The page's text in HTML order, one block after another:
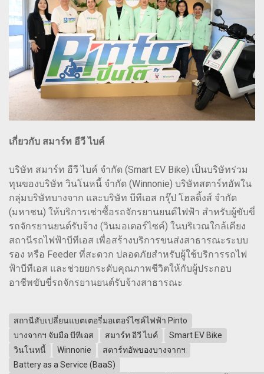
เกี่ยวกับ สมาร์ท อีวี ไบค์
บริษัท สมาร์ท อีวี ไบค์ จำกัด (Smart EV Bike) เป็นบริษัทร่วม
ทุนของบริษัท วินโนหนี้ จำกัด (Winnonie) บริษัทสตาร์ทอัพใน
กลุ่มบริษัทบางจาก และบริษัท บีทีเอส กรุ๊ป โฮลดิ้งส์ จำกัด
(มหาชน) ให้บริการเช่าซื้อรถจักรยานยนต์ไฟฟ้า สำหรับผู้ขับขี่
รถจักรยานยนต์รับจ้าง (วินมอเตอร์ไซค์) ในบริเวณใกล้เคียง
สถานีรถไฟฟ้าบีทีเอส เพื่อสร้างบริการขนส่งสาธารณะระบบ
รอง หรือ Feeder ที่สะดวก ปลอดภัยสำหรับผู้ใช้บริการรถไฟ
ฟ้าบีทีเอส และช่วยยกระดับคุณภาพชีวิตให้กับผู้ประกอบ
อาชีพขับขี่รถจักรยานยนต์รับจ้างสาธารณะ
สถานีสับเปลี่ยนแบตเตอรี่มอเตอร์ไซค์ไฟฟ้า Pinto
บางจากฯ จับมือ บีทีเอส
สมาร์ท อีวี ไบค์
Smart EV Bike
วินโนหนี้
Winnonie
สตาร์ทอัพของบางจากฯ
Battery as a Service (BaaS)